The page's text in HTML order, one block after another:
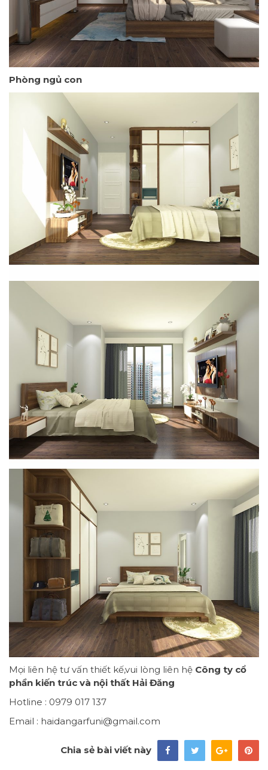
Phòng ngủ con
Mọi liên hệ tư vấn thiết kế,vui lòng liên hệ Công ty cổ
phần kiến trúc và nội thất Hải Đăng
Hotline : 0979 017 137
Email : haidangarfuni@gmail.com
Chia sẻ bài viết này